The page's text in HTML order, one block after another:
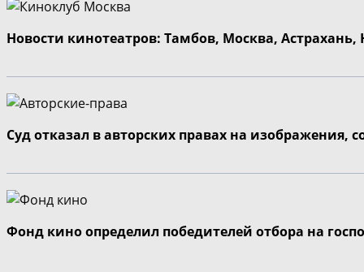
Новости кинотеатров: Тамбов, Москва,
Суд отказал в авторских правах на изображения,
Фонд кино определил победителей отбора на